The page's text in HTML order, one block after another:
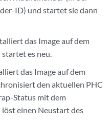
ID) und startet sie dann
das Image auf dem
es neu.
das Image auf dem
den aktuellen PHC
Status mit dem
einen Neustart des